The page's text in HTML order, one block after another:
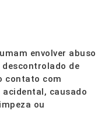
envolver abuso
de
contato com
causado
ou